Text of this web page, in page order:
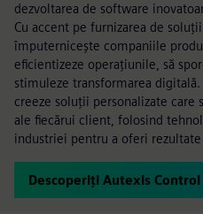
dezvoltarea de software
Cu accent pe furnizarea de
împuternicește companiile
eficientizeze operațiunile, să
stimuleze transformarea digitală.
creeze soluții personalizate care
ale fiecărui client, folosind
industriei pentru a oferi
Descoperiți Autexis Control